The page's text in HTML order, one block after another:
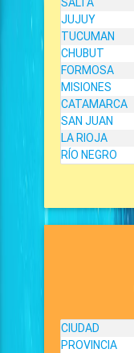
JUJUY
TUCUMAN
CHUBUT
FORMOSA
MISIONES
CATAMARCA
SAN JUAN
LA RIOJA
RÍO NEGRO
CIUDAD
PROVINCIA